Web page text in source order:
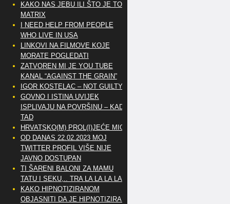
KAKO NAS JEBU ILI ŠTO JE TO
MATRIX
I NEED HELP FROM PEOPLE
WHO LIVE IN USA
LINKOVI NA FILMOVE KOJE
MORATE POGLEDATI
ZATVOREN MI JE YOU TUBE
KANAL “AGAINST THE GRAIN”
IGOR KOSTELAC – NOT GUILTY
GOVNO I ISTINA UVIJEK
ISPLIVAJU NA POVRŠINU – KAD
TAD
HRVATSKO(M) PROL(I)JEĆE MIG
OD DANAS 22.02.2023 MOJ
TWITTER PROFIL VIŠE NIJE
JAVNO DOSTUPAN
TI ŠARENI BALONI ZA MAMU
TATU I SEKU,.. TRA LA LA LA LA
KAKO HIPNOTIZIRANOM
OBJASNITI DA JE HIPNOTIZIRAN